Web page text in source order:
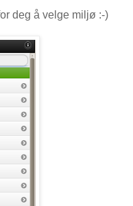
deg å velge miljø :-)